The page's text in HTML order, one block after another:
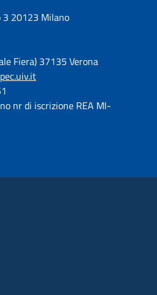
3 20123 Milano
Fiera) 37135 Verona
nr di iscrizione REA MI-